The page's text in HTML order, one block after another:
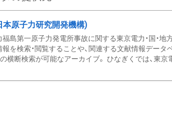
原子力研究開発機構)
島第一原子力発電所事故に関する東京電力・国・地
検索・閲覧することや、関連する文献情報データベ
の横断検索が可能なアーカイブ。 ひなぎくでは、東